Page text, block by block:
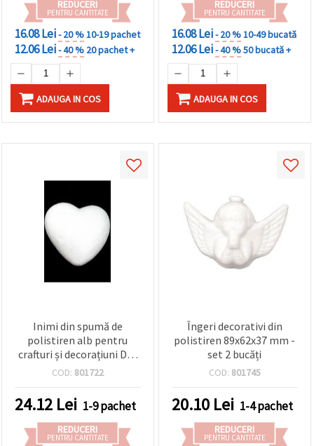
REDUCERI
PENTRU CANTITATE
16.08 Lei- 20 %10-19 pachet
12.06 Lei- 40 % 20 pachet +
ADAUGA IN COS
REDUCERI
PENTRU CANTITATE
16.08 Lei- 20 %10-49 bucată
12.06 Lei- 40 %50 bucată +
ADAUGA IN COS
Inimi din spumă de
polistiren alb pentru
crafturi și decorațiuni DIY,
93x90 mm – 2 bucăți
COD: 801722
24.12 Lei 1-9 pachet
REDUCERI
PENTRU CANTITATE
Îngeri decorativi din
polistiren 89x62x37 mm -
set 2 bucăți
COD: 801745
20.10 Lei 1-4 pachet
REDUCERI
PENTRU CANTITATE